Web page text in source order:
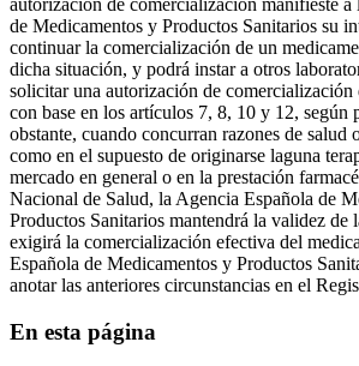
autorización de comercialización manifieste a
de Medicamentos y Productos Sanitarios su
continuar la comercialización de un
dicha situación, y podrá instar a otros
solicitar una autorización de comercialización
con base en los artículos 7, 8, 10 y 12, según
obstante, cuando concurran razones de salud
como en el supuesto de originarse laguna
mercado en general o en la prestación
Nacional de Salud, la Agencia Española de
Productos Sanitarios mantendrá la validez de
exigirá la comercialización efectiva del
Española de Medicamentos y Productos
anotar las anteriores circunstancias en el
En esta página